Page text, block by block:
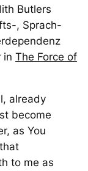
Butlers
, Sprach-
in The Force of
already
become
as You
to me as